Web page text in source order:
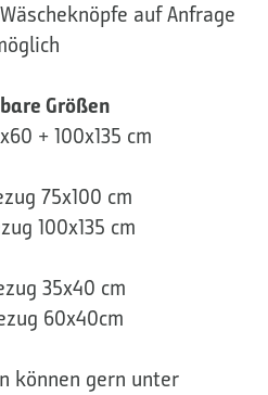
auf Anfrage
Größen
+ 100x135 cm
75x100 cm
100x135 cm
35x40 cm
60x40cm
können gern unter